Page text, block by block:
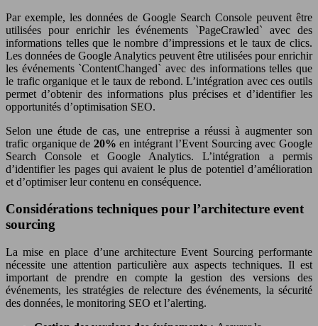
Par exemple, les données de Google Search Console peuvent être
utilisées pour enrichir les événements `PageCrawled` avec des
informations telles que le nombre d’impressions et le taux de clics.
Les données de Google Analytics peuvent être utilisées pour enrichir
les événements `ContentChanged` avec des informations telles que
le trafic organique et le taux de rebond. L’intégration avec ces outils
permet d’obtenir des informations plus précises et d’identifier les
opportunités d’optimisation SEO.
Selon une étude de cas, une entreprise a réussi à augmenter son
trafic organique de 20%en intégrant l’Event Sourcing avec Google
Search Console et Google Analytics. L’intégration a permis
d’identifier les pages qui avaient le plus de potentiel d’amélioration
et d’optimiser leur contenu en conséquence.
Considérations techniques pour l’architecture event
sourcing
La mise en place d’une architecture Event Sourcing performante
nécessite une attention particulière aux aspects techniques. Il est
important de prendre en compte la gestion des versions des
événements, les stratégies de relecture des événements, la sécurité
des données, le monitoring SEO et l’alerting.